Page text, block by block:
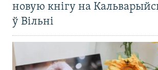
новую кнігу на
ў Вільні